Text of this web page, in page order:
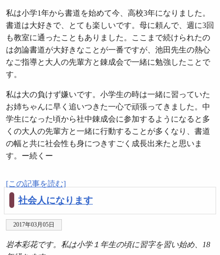
私は小学1年から書道を始めて今、高校3年になりました。
書道は大好きで、とても楽しいです。母に頼んで、週に3回
も教室に通ったこともありました。ここまで続けられたの
は勿論書道が大好きなことが一番ですが、池田先生の熱心
なご指導と大人の先輩方と錬成会で一緒に勉強したことで
す。
私は大の負けず嫌いです。小学生の時は一緒に習っていた
お姉ちゃんに早く追いつきた一心で頑張ってきました。中
学生になった頃から社中錬成会に参加するようになると多
くの大人の先輩方と一緒に行動することが多くなり、書道
の幅と共に社会性も身につきすごく成長出来たと思いま
す。ー続くー
[この記事を読む]
社会人になります
2017年03月05日
岩本彩花です。私は小学１年生の頃に習字を習い始め、18